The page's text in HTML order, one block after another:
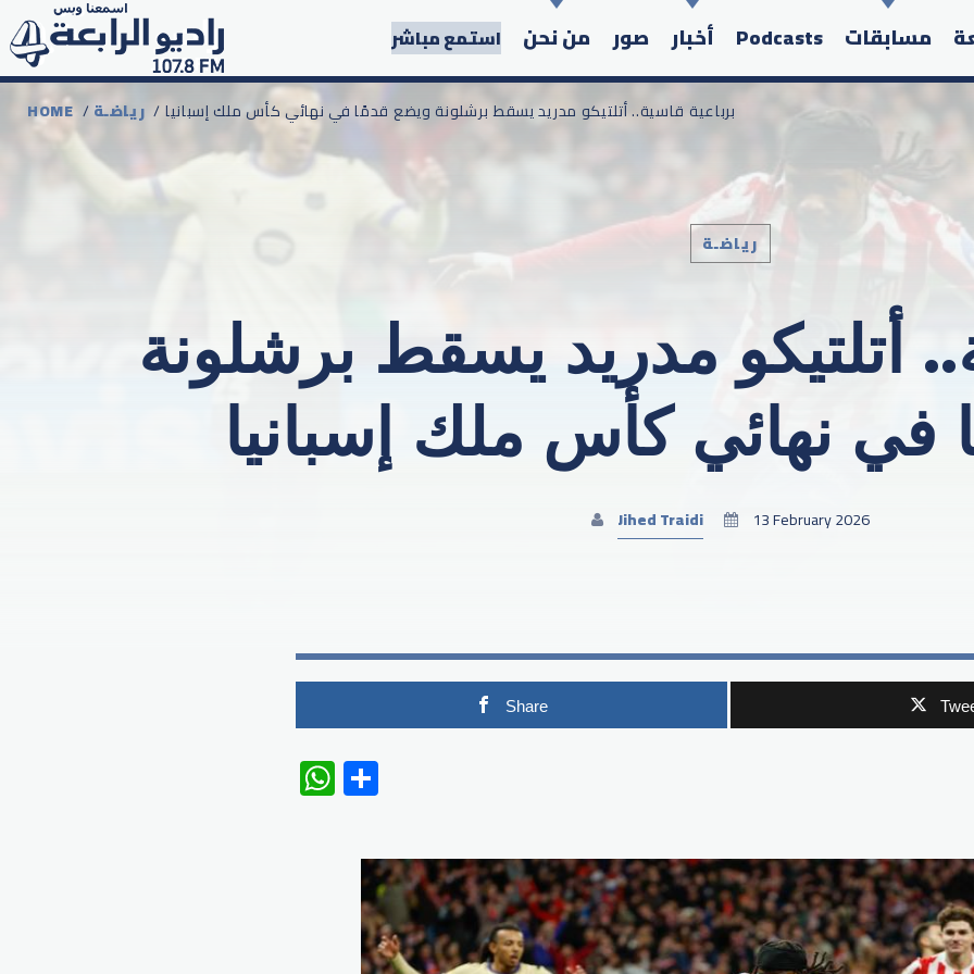
مسابقات Podcasts أخبار صور من نحن استمع مباشر
Search in the website:
HOME /رياضـة / برباعية قاسية.. أتلتيكو مدريد يسقط برشلونة ويضع قدمًا في نهائي كأس ملك إسبانيا
رياضـة
أتلتيكو مدريد يسقط برشلونة
في نهائي كأس ملك إسبانيا
Jihed Traidi 13 February 2026
Share
WhatsApp